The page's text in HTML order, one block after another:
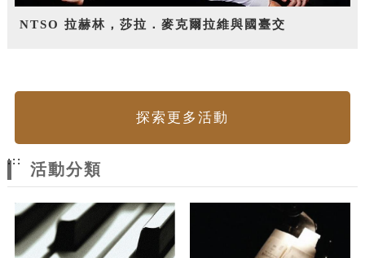
NTSO 拉赫林，莎拉．麥克爾拉維與國臺交
探索更多活動
:::
活動分類